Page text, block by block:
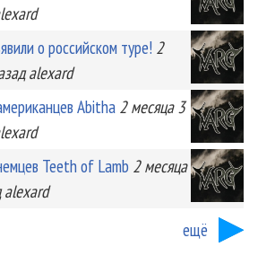
о российском туре! 2
alexard
Abitha 2 месяца 3
Teeth of Lamb 2 месяца
alexard
ещё